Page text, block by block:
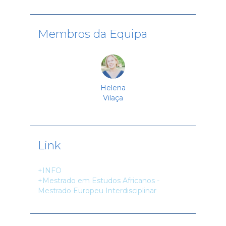
Membros da Equipa
Helena
Vilaça
Link
+INFO
+Mestrado em Estudos Africanos -
Mestrado Europeu Interdisciplinar